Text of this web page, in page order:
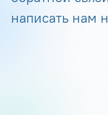
написать нам